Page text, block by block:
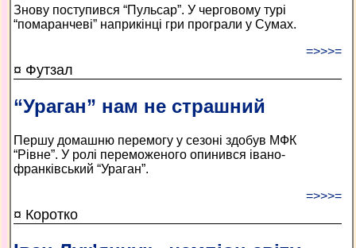
Знову поступився “Пульсар”. У черговому турі
“помаранчеві” наприкінці гри програли у Сумах.
=>>>=
¤ Футзал
“Ураган” нам не страшний
Першу домашню перемогу у сезоні здобув МФК
“Рівне”. У ролі переможеного опинився івано-
франківський “Ураган”.
=>>>=
¤ Коротко